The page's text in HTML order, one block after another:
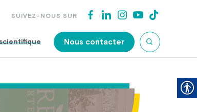
SUIVEZ-NOUS SUR
Nous contacter